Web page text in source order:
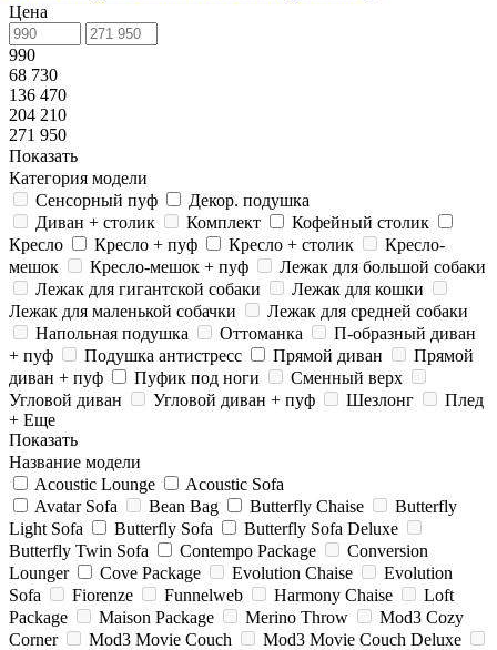
Цена
990
68 730
136 470
204 210
271 950
Показать
Категория модели
Сенсорный пуф
Декор. подушка
Диван + столик
Комплект
Кофейный столик
Кресло
Кресло + пуф Кресло + столик
Кресло-
мешок
Кресло-мешок + пуф
Лежак для большой собаки
Лежак для гигантской собаки
Лежак для кошки
Лежак для маленькой собачки
Лежак для средней собаки
Напольная подушка
Оттоманка
П-образный диван
+ пуф
Подушка антистресс Прямой диван
Прямой
диван + пуф
Пуфик под ноги
Сменный верх
Угловой диван
Угловой диван + пуф Шезлонг
Плед
+ Еще
Показать
Название модели
Acoustic Lounge
Acoustic Sofa
Avatar Sofa
Bean Bag Butterfly Chaise
Butterfly
Light Sofa
Butterfly Sofa
Butterfly Sofa Deluxe
Butterfly Twin Sofa
Contempo Package
Conversion
Lounger
Cove Package Evolution Chaise
Evolution
Sofa
Fiorenze Funnelweb Harmony Chaise
Loft
Package
Maison Package Merino Throw
Mod3 Cozy
Corner
Mod3 Movie Couch
Mod3 Movie Couch Deluxe